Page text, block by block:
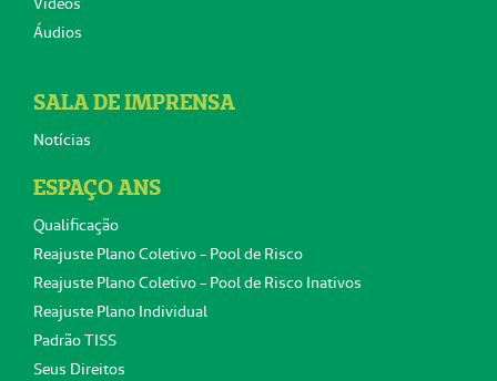
Áudios
SALA DE IMPRENSA
Notícias
ESPAÇO ANS
Qualificação
Reajuste Plano Coletivo - Pool de Risco
Reajuste Plano Coletivo - Pool de Risco Inativos
Reajuste Plano Individual
Padrão TISS
Seus Direitos